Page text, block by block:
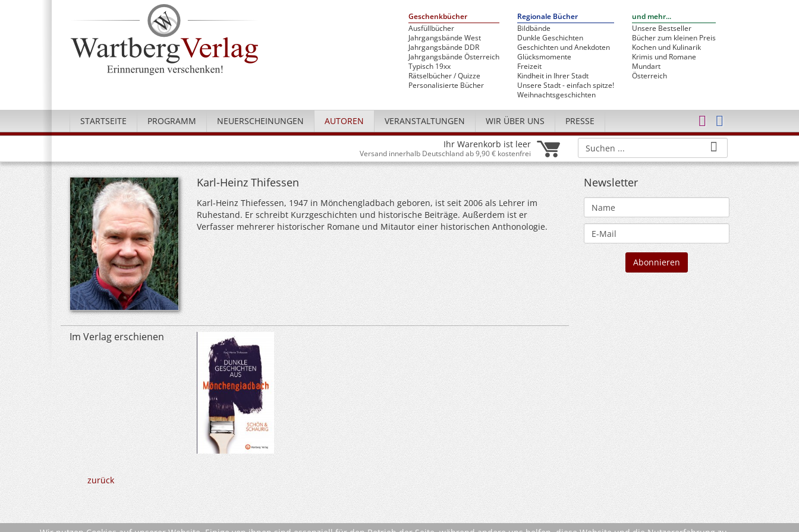
Geschenkbücher
Ausfüllbücher
Jahrgangsbände West
Jahrgangsbände DDR
Jahrgangsbände Österreich
Typisch 19xx
Rätselbücher / Quizze
Personalisierte Bücher
Regionale Bücher
Bildbände
Dunkle Geschichten
Geschichten und Anekdoten
Glücksmomente
Freizeit
Kindheit in Ihrer Stadt
Unsere Stadt - einfach spitze!
Weihnachtsgeschichten
und mehr...
Unsere Bestseller
Bücher zum kleinen Preis
Kochen und Kulinarik
Krimis und Romane
Mundart
Österreich
STARTSEITE PROGRAMM NEUERSCHEINUNGEN AUTOREN VERANSTALTUNGEN WIR ÜBER UNS PRESSE
Ihr Warenkorb ist leer
Versand innerhalb Deutschland ab 9,90 € kostenfrei
Karl-Heinz Thifessen
Karl-Heinz Thiefessen, 1947 in Mönchengladbach geboren, ist seit 2006 als Lehrer im
Ruhestand. Er schreibt Kurzgeschichten und historische Beiträge. Außerdem ist er
Verfasser mehrerer historischer Romane und Mitautor einer historischen Anthonologie.
Im Verlag erschienen
zurück
Newsletter